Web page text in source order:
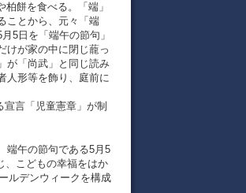
餅を食べる。「端」
ことから、元々「端
5日を「端午の節句」
けが家の中に閉じ蘢っ
が「尚武」と同じ読み
人形等を飾り、庭前に
言「児童憲章」が制
端午の節句である5月5
、こどもの幸福をはか
ルデンウィークを構成